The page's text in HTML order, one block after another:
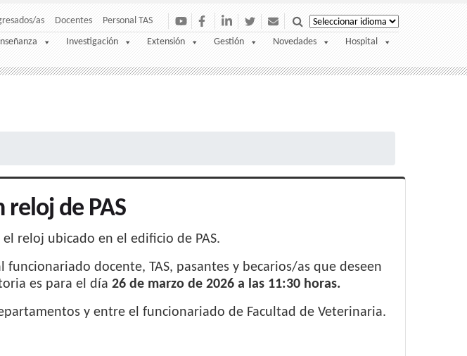
as Docentes Personal TAS
Investigación Extensión Gestión Novedades Hospital
reloj de PAS
reloj ubicado en el edificio de PAS.
funcionariado docente, TAS, pasantes y becarios/as que deseen
es para el día 26 de marzo de 2026 a las 11:30 horas.
y entre el funcionariado de Facultad de Veterinaria.